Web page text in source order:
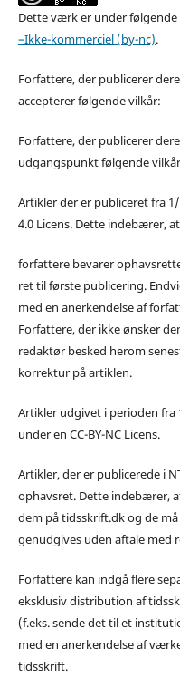
Dette værk er under følgende
–Ikke-kommerciel (by-nc).
Forfattere, der publicerer
accepterer følgende vilkår:
Forfattere, der publicerer
udgangspunkt følgende
Artikler der er publiceret fra
4.0 Licens. Dette indebærer, at
forfattere bevarer
ret til første publicering.
med en anerkendelse af
Forfattere, der ikke ønsker
redaktør besked herom
korrektur på artiklen.
Artikler udgivet i perioden fra
under en CC-BY-NC Licens.
Artikler, der er publicerede i
ophavsret. Dette indebærer,
dem på tidsskrift.dk og de
genudgives uden aftale med
Forfattere kan indgå flere
eksklusiv distribution af
(f.eks. sende det til et
med en anerkendelse af
tidsskrift.